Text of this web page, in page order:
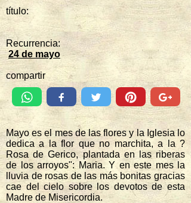
título:
Recurrencia:
24 de mayo
compartir
Mayo es el mes de las flores y la Iglesia lo
dedica a la flor que no marchita, a la ?
Rosa de Gerico, plantada en las riberas
de los arroyos": Maria. Y en este mes la
lluvia de rosas de las más bonitas gracias
cae del cielo sobre los devotos de esta
Madre de Misericordia.